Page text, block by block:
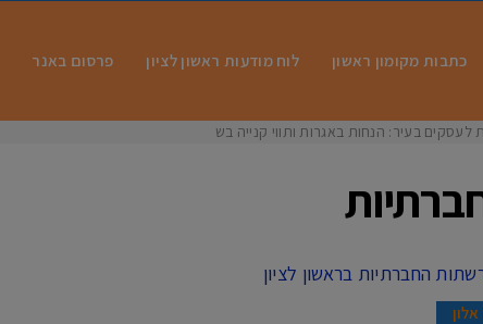
כתבות מקומון ראשון לוח מודעות ראשון לציון פרסום באנר
לעסקים בעיר: הנחות באגרות ותווי קנייה בשוו